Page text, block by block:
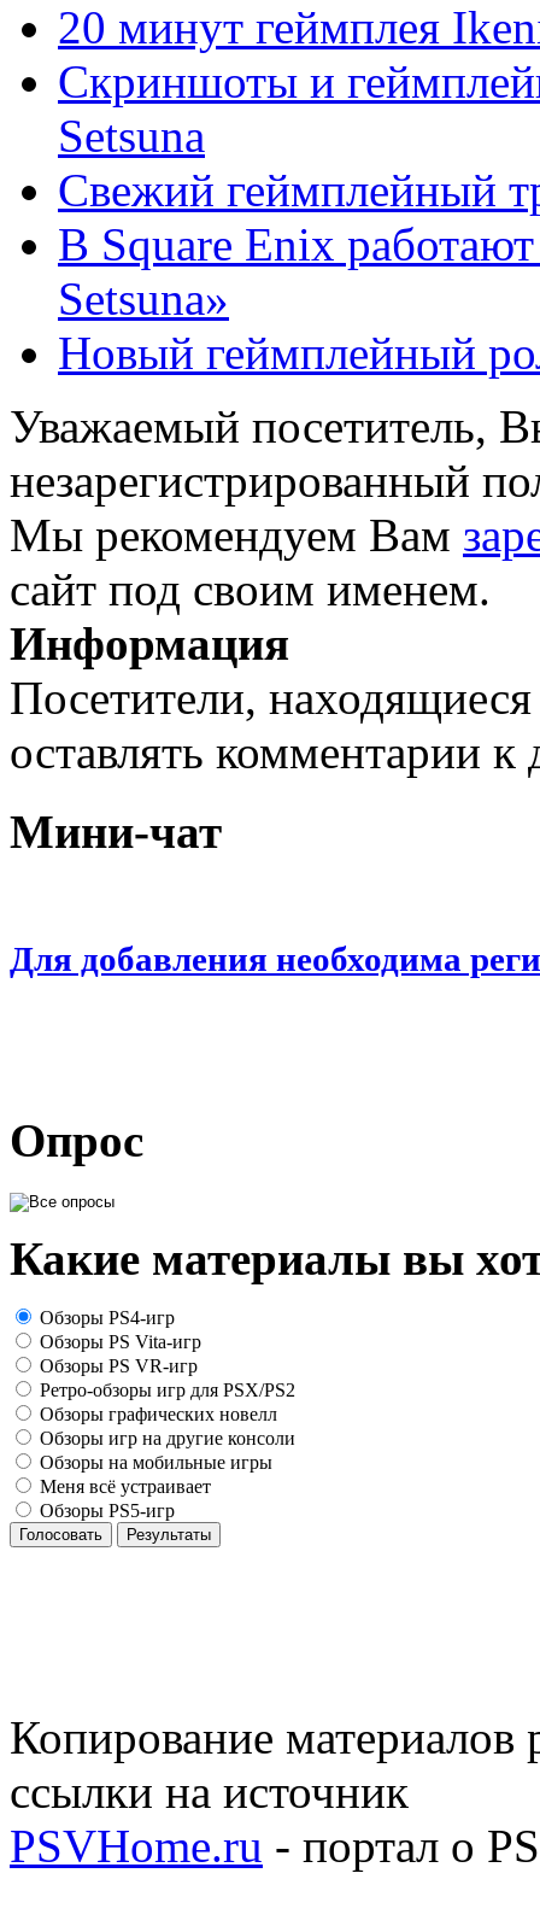
20 минут геймплея
Скриншоты и
Setsuna
Свежий геймплейный
В Square Enix
Setsuna»
Новый геймплейный
Уважаемый посетитель,
незарегистрированный
Мы рекомендуем Вам
сайт под своим именем.
Информация
Посетители,
оставлять комментарии
Мини-чат
Для добавления необходима
Опрос
Какие материалы вы
Обзоры PS4-игр
Обзоры PS Vita-игр
Обзоры PS VR-игр
Ретро-обзоры игр для PSX/PS2
Обзоры графических новелл
Обзоры игр на другие консоли
Обзоры на мобильные игры
Меня всё устраивает
Обзоры PS5-игр
Голосовать Результаты
Копирование материалов
ссылки на источник
PSVHome.ru - портал о